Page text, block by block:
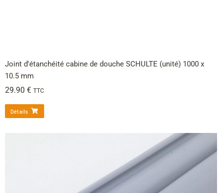
Joint d'étanchéité cabine de douche SCHULTE (unité) 1000 x
10.5 mm
29.90 € TTC
Détails